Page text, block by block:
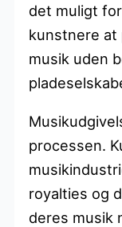
det muligt
kunstnere at
musik uden
processen.
royalties og
deres musik